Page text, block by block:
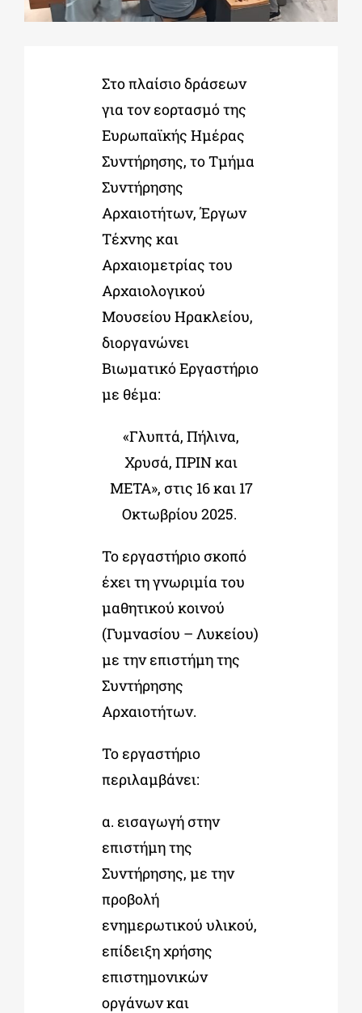
ΠΟΛΙΤΙΣΤΙΚΟΙ ΦΟΡΕΙΣ
Στο πλαίσιο δράσεων
για τον εορτασμό της
Ευρωπαϊκής Ημέρας
Συντήρησης, το Τμήμα
Συντήρησης
Αρχαιοτήτων, Έργων
Τέχνης και
Αρχαιομετρίας του
Αρχαιολογικού
Μουσείου Ηρακλείου,
διοργανώνει
Βιωματικό Εργαστήριο
με θέμα:
«Γλυπτά, Πήλινα,
Χρυσά, ΠΡΙΝ και
ΜΕΤΑ», στις 16 και 17
Οκτωβρίου 2025.
Το εργαστήριο σκοπό
έχει τη γνωριμία του
μαθητικού κοινού
(Γυμνασίου – Λυκείου)
με την επιστήμη της
Συντήρησης
Αρχαιοτήτων.
Το εργαστήριο
περιλαμβάνει:
α. εισαγωγή στην
επιστήμη της
Συντήρησης, με την
προβολή
ενημερωτικού υλικού,
επίδειξη χρήσης
επιστημονικών
οργάνων και